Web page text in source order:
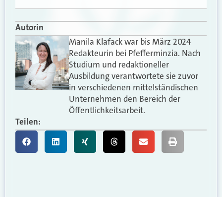
Autorin
Manila Klafack war bis März 2024
Redakteurin bei Pfefferminzia. Nach
Studium und redaktioneller
Ausbildung verantwortete sie zuvor
in verschiedenen mittelständischen
Unternehmen den Bereich der
Öffentlichkeitsarbeit.
Teilen: